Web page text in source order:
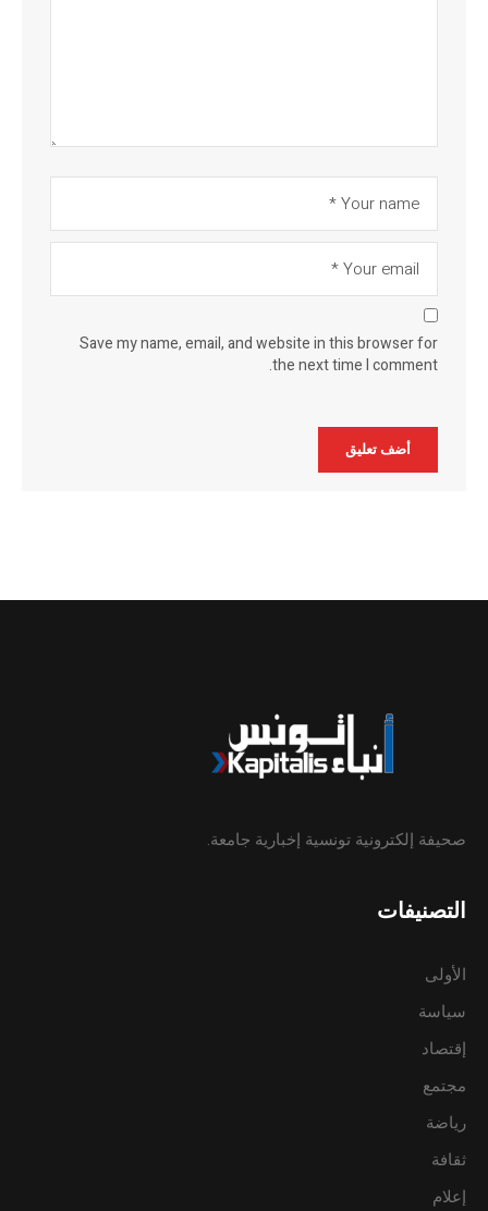
Save my name, email, and website in this browser for
the next time I comment.
صحيفة إلكترونية تونسية إخبارية جامعة.
التصنيفات
الأولى
سياسة
إقتصاد
مجتمع
رياضة
ثقافة
إعلام